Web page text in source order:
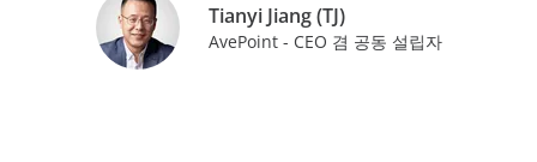
Tianyi Jiang (TJ)
AvePoint - CEO 겸 공동 설립자